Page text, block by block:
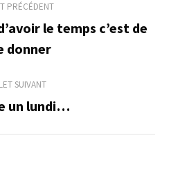
PRÉCÉDENT
Onglet
précédent
le temps c’est de
donner
SUIVANT
Onglet
un lundi…